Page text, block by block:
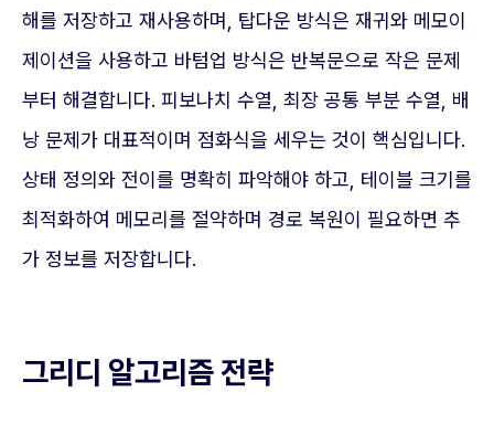
해를 저장하고 재사용하며, 탑다운 방식은 재귀와 메모이
제이션을 사용하고 바텀업 방식은 반복문으로 작은 문제
부터 해결합니다. 피보나치 수열, 최장 공통 부분 수열, 배
낭 문제가 대표적이며 점화식을 세우는 것이 핵심입니다.
상태 정의와 전이를 명확히 파악해야 하고, 테이블 크기를
최적화하여 메모리를 절약하며 경로 복원이 필요하면 추
가 정보를 저장합니다.
그리디 알고리즘 전략